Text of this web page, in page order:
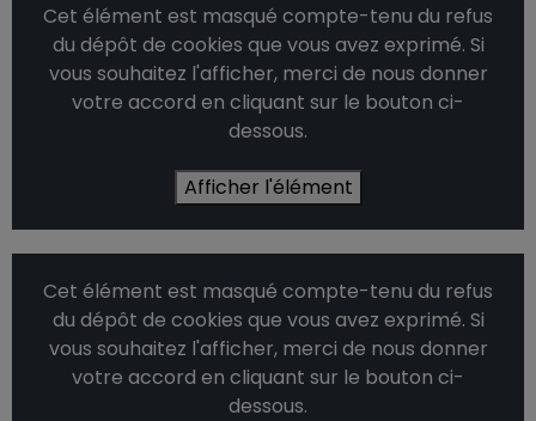
Cet élément est masqué compte-tenu du refus
du dépôt de cookies que vous avez exprimé. Si
vous souhaitez l'afficher, merci de nous donner
votre accord en cliquant sur le bouton ci-
dessous.
Afficher l'élément
Cet élément est masqué compte-tenu du refus
du dépôt de cookies que vous avez exprimé. Si
vous souhaitez l'afficher, merci de nous donner
votre accord en cliquant sur le bouton ci-
dessous.